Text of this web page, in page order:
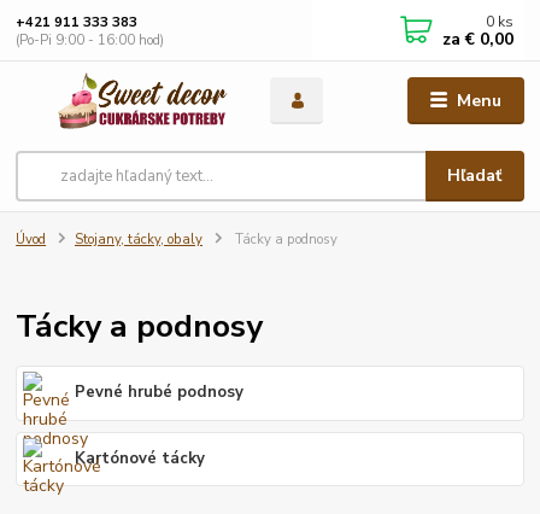
Menu
Hľadať
+421 911 333 383
(Po-Pi 9:00 - 16:00 hod)
0 ks
za € 0,00
Úvod Stojany, tácky, obaly Tácky a podnosy
Tácky a podnosy
Pevné hrubé podnosy
Kartónové tácky